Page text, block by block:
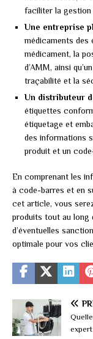
faciliter la
Une entreprise
médicaments des
médicament, la
d’AMM, ainsi
traçabilité et la
Un distributeur
étiquettes
étiquetage et
des informations
produit et un
En comprenant les
à code-barres et en
cet article, vous
produits tout au long
d’éventuelles
optimale pour vos